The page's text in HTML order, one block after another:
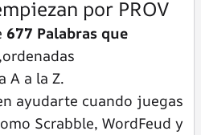
por PROV
677 Palabras que
,ordenadas
A a la Z.
ayudarte cuando juegas
Scrabble, WordFeud y